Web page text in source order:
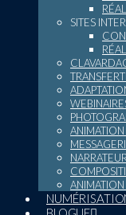
SITES
TRANSFERT
ANIMATION